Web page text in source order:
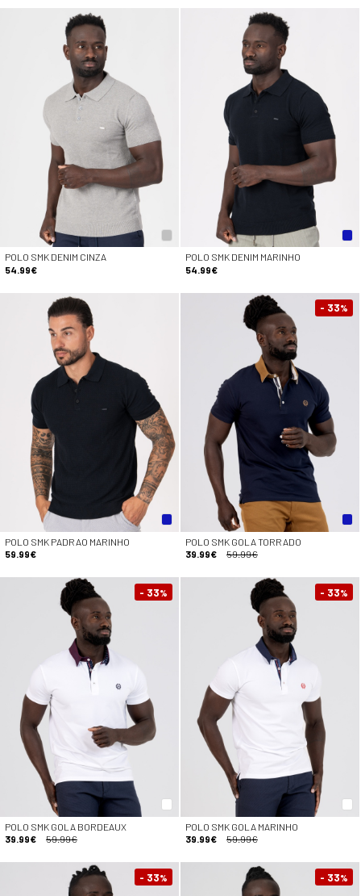
POLO SMK DENIM CINZA
54.99€
POLO SMK DENIM MARINHO
54.99€
POLO SMK PADRAO MARINHO
59.99€
- 33%
POLO SMK GOLA TORRADO
39.99€
59.99€
- 33%
POLO SMK GOLA BORDEAUX
39.99€
59.99€
- 33%
POLO SMK GOLA MARINHO
39.99€
59.99€
- 33% - 33%